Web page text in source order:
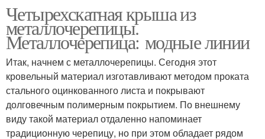
Четырехскатная крыша из
металлочерепицы.
Металлочерепица: модные линии
Итак, начнем с металлочерепицы. Сегодня этот
кровельный материал изготавливают методом проката
стального оцинкованного листа и покрывают
долговечным полимерным покрытием. По внешнему
виду такой материал отдаленно напоминает
традиционную черепицу, но при этом обладает рядом